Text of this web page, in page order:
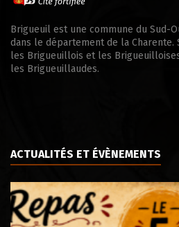
Brigueuil est une commune du Sud-
dans le département de la Charente.
les Brigueuillois et les
les Brigueuillaudes.
ACTUALITÉS ET ÉVÈNEMENTS